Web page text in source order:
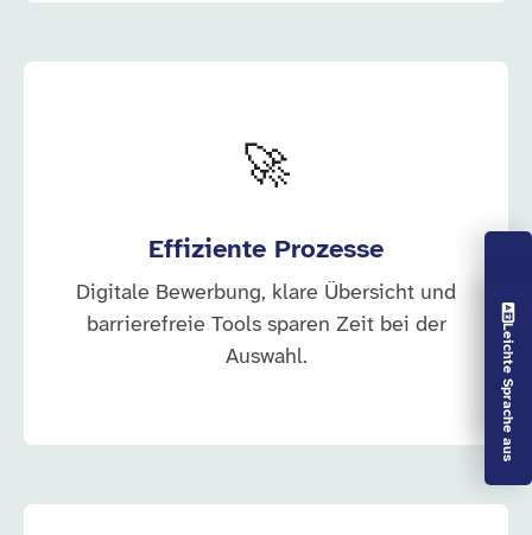
Vorlesen aus
Leichte Sprache aus
🚀
Effiziente Prozesse
Digitale Bewerbung, klare Übersicht und
barrierefreie Tools sparen Zeit bei der
Auswahl.